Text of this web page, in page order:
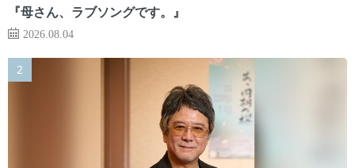
『母さん、ラブソングです。』
2026.08.04